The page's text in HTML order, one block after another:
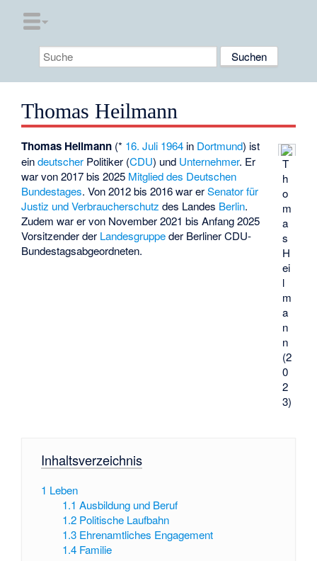
Thomas Heilmann
T
h
o
m
a
s
H
ei
l
m
a
n
n
(2
0
2
3)
Thomas Heilmann (* 16. Juli 1964 in Dortmund) ist
eindeutscher Politiker (CDU) und Unternehmer. Er
war von 2017 bis 2025 Mitglied des Deutschen
Bundestages. Von 2012 bis 2016 war erSenator für
Justiz und Verbraucherschutz des Landes Berlin.
Zudem war er von November 2021 bis Anfang 2025
Vorsitzender der Landesgruppeder Berliner CDU-
Bundestagsabgeordneten.
Inhaltsverzeichnis
1 Leben
1.1 Ausbildung und Beruf
1.2 Politische Laufbahn
1.3 Ehrenamtliches Engagement
1.4 Familie